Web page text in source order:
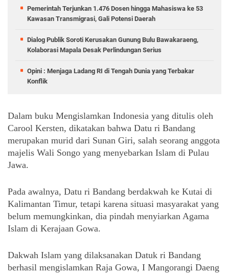
Pemerintah Terjunkan 1.476 Dosen hingga Mahasiswa ke 53
Kawasan Transmigrasi, Gali Potensi Daerah
Dialog Publik Soroti Kerusakan Gunung Bulu Bawakaraeng,
Kolaborasi Mapala Desak Perlindungan Serius
Opini : Menjaga Ladang RI di Tengah Dunia yang Terbakar
Konflik
Dalam buku Mengislamkan Indonesia yang ditulis oleh
Carool Kersten, dikatakan bahwa Datu ri Bandang
merupakan murid dari Sunan Giri, salah seorang anggota
majelis Wali Songo yang menyebarkan Islam di Pulau
Jawa.
Pada awalnya, Datu ri Bandang berdakwah ke Kutai di
Kalimantan Timur, tetapi karena situasi masyarakat yang
belum memungkinkan, dia pindah menyiarkan Agama
Islam di Kerajaan Gowa.
Dakwah Islam yang dilaksanakan Datuk ri Bandang
berhasil mengislamkan Raja Gowa, I Mangorangi Daeng